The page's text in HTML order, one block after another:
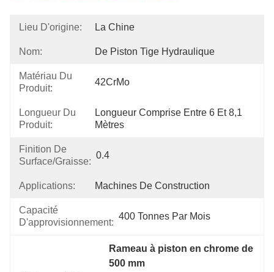
Lieu D'origine: La Chine
Nom: De Piston Tige Hydraulique
Matériau Du
Produit:
42CrMo
Longueur Du
Produit:
Longueur Comprise Entre 6 Et 8,1
Mètres
Finition De
Surface/graisse:
0.4
Applications: Machines De Construction
Capacité
D'approvisionnement:
400 Tonnes Par Mois
Rameau à piston en chrome de
500 mm